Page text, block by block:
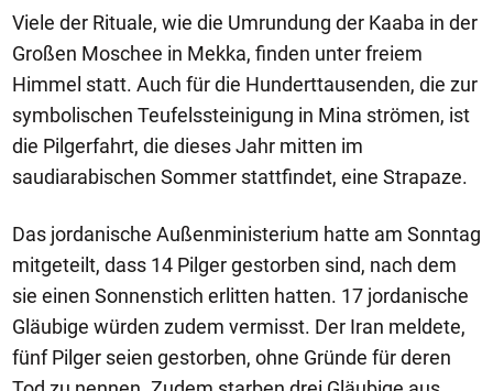
Viele der Rituale, wie die Umrundung der Kaaba in der
Großen Moschee in Mekka, finden unter freiem
Himmel statt. Auch für die Hunderttausenden, die zur
symbolischen Teufelssteinigung in Mina strömen, ist
die Pilgerfahrt, die dieses Jahr mitten im
saudiarabischen Sommer stattfindet, eine Strapaze.
Das jordanische Außenministerium hatte am Sonntag
mitgeteilt, dass 14 Pilger gestorben sind, nach dem
sie einen Sonnenstich erlitten hatten. 17 jordanische
Gläubige würden zudem vermisst. Der Iran meldete,
fünf Pilger seien gestorben, ohne Gründe für deren